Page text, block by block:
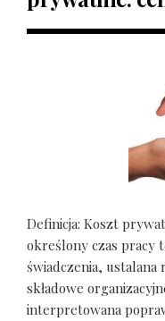
Definicja: Koszt
określony czas pracy
świadczenia,
składowe
interpretowana